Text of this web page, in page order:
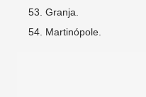
Granja.
Martinópole.